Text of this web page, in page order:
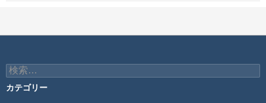
検
索:
カテゴリー